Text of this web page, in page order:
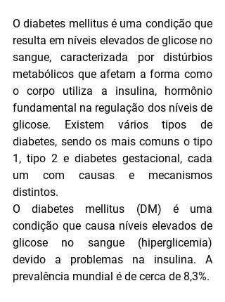
O diabetes mellitus é uma condição que
resulta em níveis elevados de glicose no
sangue, caracterizada por distúrbios
metabólicos que afetam a forma como
o corpo utiliza a insulina, hormônio
fundamental na regulação dos níveis de
glicose. Existem vários tipos de
diabetes, sendo os mais comuns o tipo
1, tipo 2 e diabetes gestacional, cada
um com causas e mecanismos
distintos.
O diabetes mellitus (DM) é uma
condição que causa níveis elevados de
glicose no sangue (hiperglicemia)
devido a problemas na insulina. A
prevalência mundial é de cerca de 8,3%.